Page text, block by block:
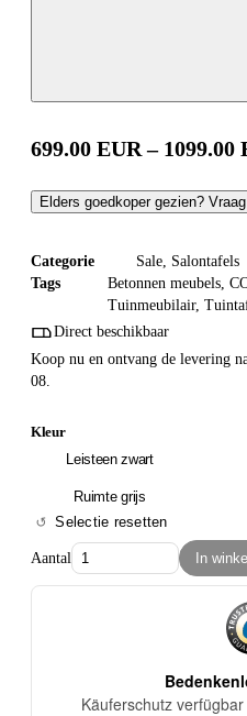
699.00 EUR – 1099.00
Elders goedkoper gezien?
Categorie
Sale Salontafels
Tags
Betonnen meubels
Tuinmeubilair,
Direct beschikbaar
Koop nu en ontvang de levering
08.
Kleur
Leisteen zwart
Ruimte grijs
Selectie resetten
Aantal In